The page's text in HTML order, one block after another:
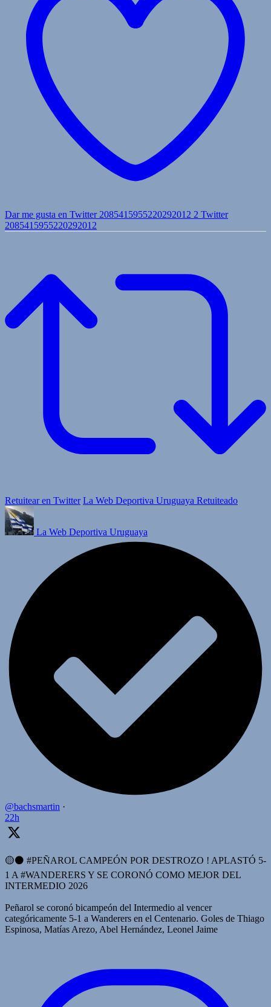
Dar me gusta en Twitter 2085415955220292012 2 Twitter
2085415955220292012
Retuitear en Twitter La Web Deportiva Uruguaya Retuiteado
La Web Deportiva Uruguaya
@bachsmartin ·
22h
🟡⚫️ #PEÑAROL CAMPEÓN POR DESTROZO ! APLASTÓ 5-
1 A #WANDERERS Y SE CORONÓ COMO MEJOR DEL
INTERMEDIO 2026
Peñarol se coronó bicampeón del Intermedio al vencer
categóricamente 5-1 a Wanderers en el Centenario. Goles de Thiago
Espinosa, Matías Arezo, Abel Hernández, Leonel Jaime